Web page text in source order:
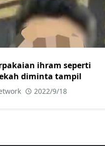
ihram seperti
diminta tampil
2022/9/18